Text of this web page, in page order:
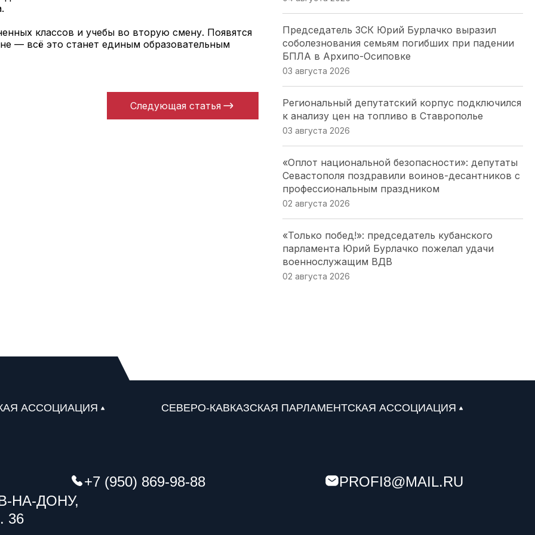
классов и учебы во вторую смену. Появятся
— всё это станет единым образовательным
Следующая статья
Председатель ЗСК Юрий Бурлачко выразил
соболезнования семьям погибших при падении
БПЛА в Архипо-Осиповке
03 августа 2026
Региональный депутатский корпус подключился
к анализу цен на топливо в Ставрополье
03 августа 2026
«Оплот национальной безопасности»: депутаты
Севастополя поздравили воинов-десантников с
профессиональным праздником
02 августа 2026
«Только побед!»: председатель кубанского
парламента Юрий Бурлачко пожелал удачи
военнослужащим ВДВ
02 августа 2026
Депутаты Ростовской области передали
31 июля 2026
30 июля 2026
АССОЦИАЦИЯ СЕВЕРО-КАВКАЗСКАЯ ПАРЛАМЕНТСКАЯ АССОЦИАЦИЯ
+7 (950) 869-98-88
PROFI8@MAIL.RU
НА-ДОНУ,
36